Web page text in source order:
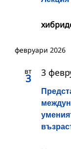
февруари 2026
вт
3 3